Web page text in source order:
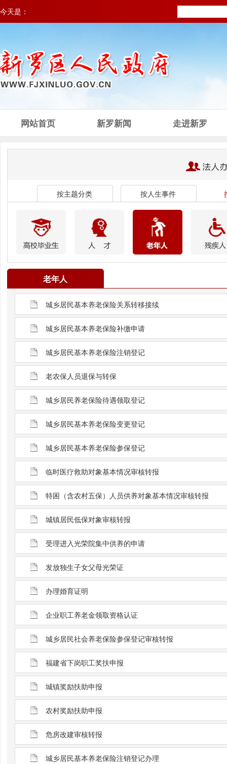
今天是：
网站首页 新罗新闻 走进新罗
按主题分类 按人生事件
老年人
城乡居民基本养老保险关系转移接续
城乡居民基本养老保险补缴申请
城乡居民基本养老保险注销登记
老农保人员退保与转保
城乡居民养老保险待遇领取登记
城乡居民基本养老保险变更登记
城乡居民基本养老保险参保登记
临时医疗救助对象基本情况审核转报
特困（含农村五保）人员供养对象基本情况审核转报
城镇居民低保对象审核转报
受理进入光荣院集中供养的申请
发放独生子女父母光荣证
办理婚育证明
企业职工养老金领取资格认证
城乡居民社会养老保险参保登记审核转报
福建省下岗职工奖扶申报
城镇奖励扶助申报
农村奖励扶助申报
危房改建审核转报
城乡居民基本养老保险注销登记办理